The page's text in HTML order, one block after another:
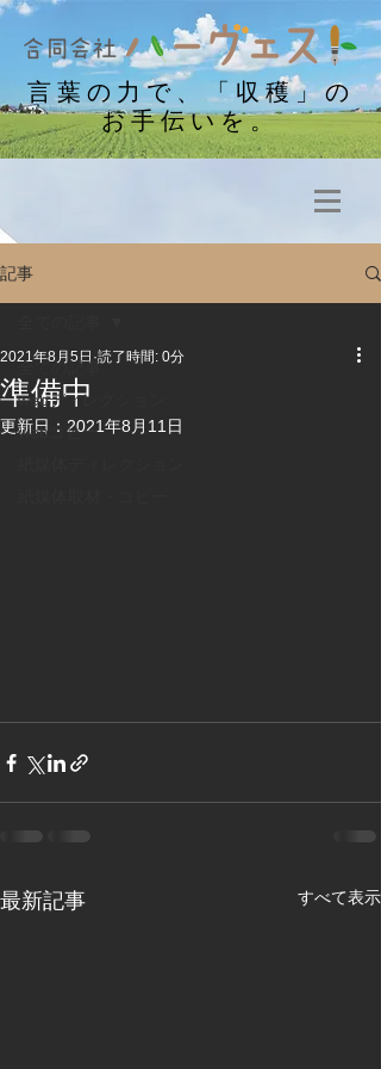
​言葉の力で、「収穫」の
お手伝いを。
記事
全ての記事
webディレクション
webコピー
準備中
2021年8月5日 読了時間: 0分
更新日： 2021年8月11日
最新記事 すべて表示